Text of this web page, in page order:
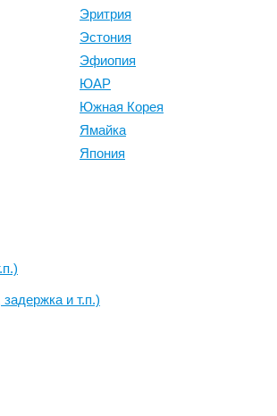
Эритрия
Эстония
Эфиопия
ЮАР
Южная Корея
Ямайка
Япония
и т.п.)